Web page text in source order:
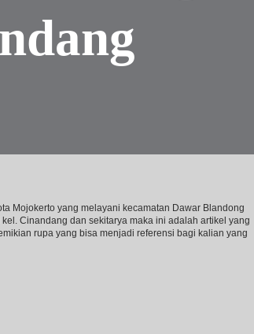
Mojokerto yang melayani kecamatan Dawar Blandong
Cinandang dan sekitarya maka ini adalah artikel yang
rupa yang bisa menjadi referensi bagi kalian yang